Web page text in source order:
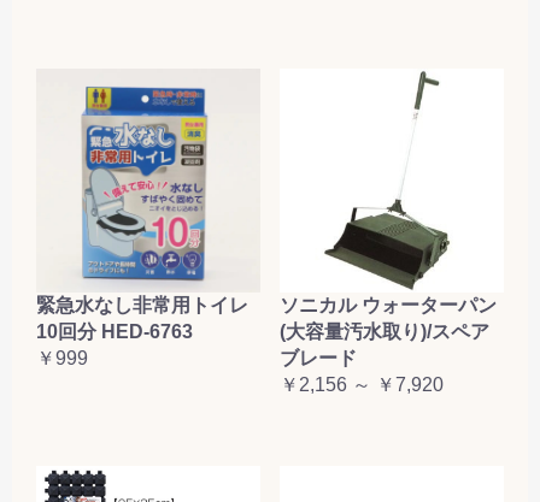
緊急水なし非常用トイレ
10回分 HED-6763
￥999
ソニカル ウォーターパン
(大容量汚水取り)/スペア
ブレード
￥2,156 ～ ￥7,920